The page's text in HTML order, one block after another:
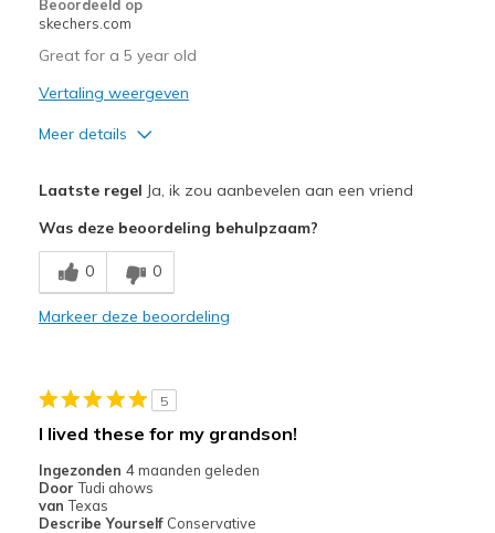
Beoordeeld op
skechers.com
Great for a 5 year old
Vertaling weergeven
Meer details
Breathe Well
Comfortable
Beste toepassingen
Going Out
Laatste regel Ja, ik zou aanbevelen aan een vriend
Was deze beoordeling behulpzaam?
0 0
Markeer deze beoordeling
5
I lived these for my grandson!
Ingezonden 4 maanden geleden
Door Tudi ahows
van Texas
Describe Yourself Conservative